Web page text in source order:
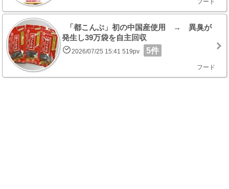
「都こんぶ」初の中国産使用 → 異臭が
発生し39万袋を自主回収
2026/07/25 15:41 519pv 5件
フード